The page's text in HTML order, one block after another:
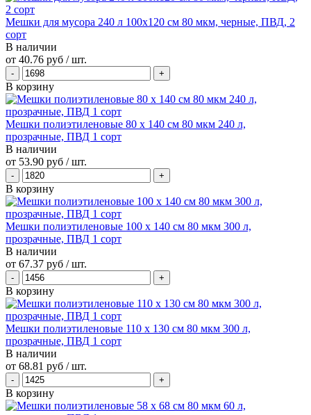
Мешки для мусора 240 л 100х120 см 80 мкм, черные, ПВД, 2
сорт
В наличии
от 40.76 руб / шт.
В корзину
Мешки полиэтиленовые 80 х 140 см 80 мкм 240 л,
прозрачные, ПВД 1 сорт
В наличии
от 53.90 руб / шт.
В корзину
Мешки полиэтиленовые 100 х 140 см 80 мкм 300 л,
прозрачные, ПВД 1 сорт
В наличии
от 67.37 руб / шт.
В корзину
Мешки полиэтиленовые 110 х 130 см 80 мкм 300 л,
прозрачные, ПВД 1 сорт
В наличии
от 68.81 руб / шт.
В корзину